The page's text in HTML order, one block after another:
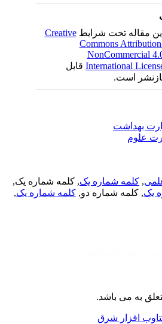
مقاله تحت شرایطCreative
Commons
NonCommercial
Internationalقابل
است.
بهداشت
علوم
, کلمه شماره یک, کلمه شماره یک,
, کلمه شماره دو,کلمه شماره یک,
بهمی باشد.
افزار شرق